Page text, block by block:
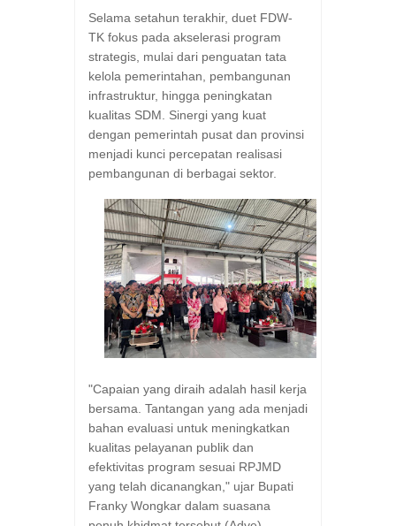
Selama setahun terakhir, duet FDW-
TK fokus pada akselerasi program
strategis, mulai dari penguatan tata
kelola pemerintahan, pembangunan
infrastruktur, hingga peningkatan
kualitas SDM. Sinergi yang kuat
dengan pemerintah pusat dan provinsi
menjadi kunci percepatan realisasi
pembangunan di berbagai sektor.
"Capaian yang diraih adalah hasil kerja
bersama. Tantangan yang ada menjadi
bahan evaluasi untuk meningkatkan
kualitas pelayanan publik dan
efektivitas program sesuai RPJMD
yang telah dicanangkan," ujar Bupati
Franky Wongkar dalam suasana